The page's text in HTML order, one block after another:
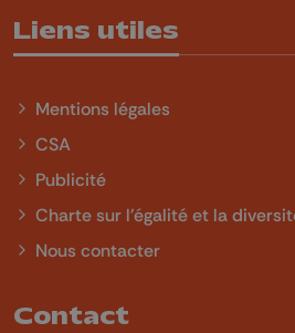
Liens utiles
Mentions légales
CSA
Publicité
Charte sur l'égalité et la
Nous contacter
Contact